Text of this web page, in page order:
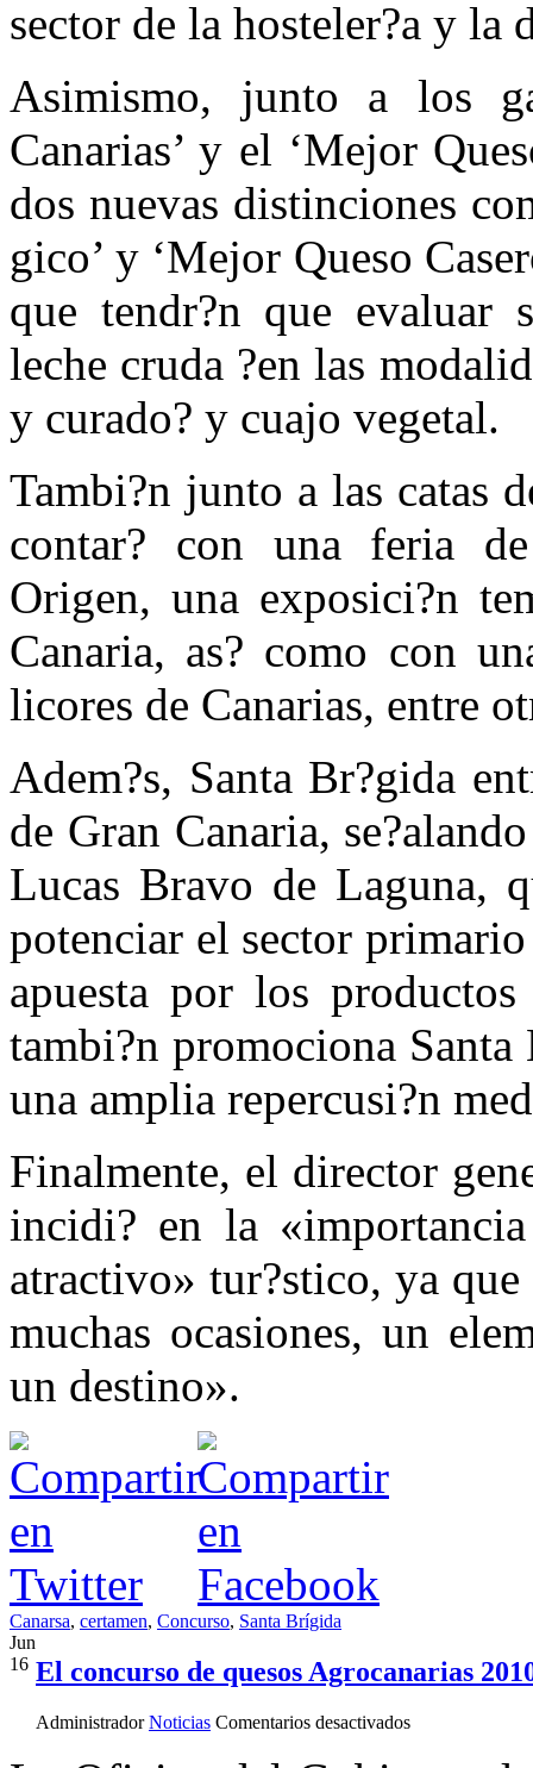
sector de la hosteler?a y la
Asimismo, junto a los
Canarias’ y el ‘Mejor
dos nuevas distinciones
gico’ y ‘Mejor Queso
que tendr?n que evaluar
leche cruda ?en las
y curado? y cuajo vegetal.
Tambi?n junto a las catas
contar? con una feria
Origen, una exposici?n
Canaria, as? como con
licores de Canarias, entre
Adem?s, Santa Br?gida
de Gran Canaria,
Lucas Bravo de Laguna,
potenciar el sector
apuesta por los
tambi?n promociona
una amplia repercusi?n
Finalmente, el director
incidi? en la
atractivo» tur?stico, ya
muchas ocasiones, un
un destino».
Canarsa, certamen, Concurso, Santa Brígida
Jun
16 El concurso de quesos Agrocanarias
Administrador Noticias Comentarios desactivadosen